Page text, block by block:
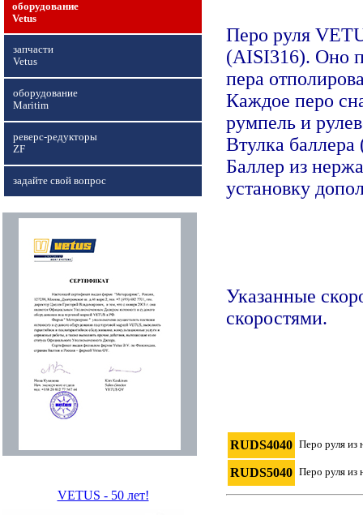
оборудование
Vetus
запчасти
Vetus
оборудование
Maritim
реверс-редукторы
ZF
задайте свой вопрос
VETUS - 50 лет!
Перо руля
(AISI316). Оно
пера
Каждое перо
румпель и
Втулка баллера
Баллер из
установку
Указанные
скоростями.
RUDS4040 Перо руля из
RUDS5040 Перо руля из